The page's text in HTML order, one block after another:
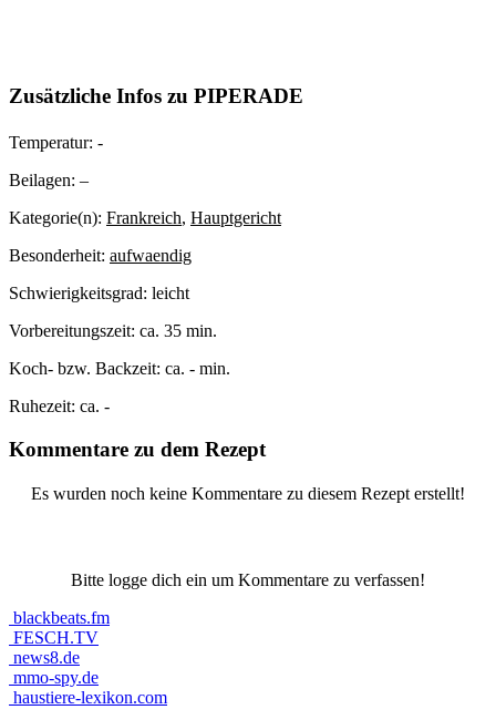
Zusätzliche Infos zu PIPERADE
Temperatur: -
Beilagen: –
Kategorie(n): Frankreich, Hauptgericht
Besonderheit: aufwaendig
Schwierigkeitsgrad: leicht
Vorbereitungszeit: ca. 35 min.
Koch- bzw. Backzeit: ca. - min.
Ruhezeit: ca. -
Kommentare zu dem Rezept
Es wurden noch keine Kommentare zu diesem Rezept erstellt!
Bitte logge dich ein um Kommentare zu verfassen!
blackbeats.fm
FESCH.TV
news8.de
mmo-spy.de
haustiere-lexikon.com